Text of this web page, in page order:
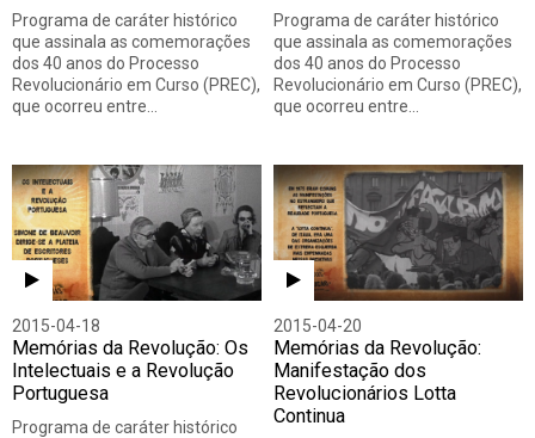
Programa de caráter histórico
que assinala as comemorações
dos 40 anos do Processo
Revolucionário em Curso (PREC),
que ocorreu entre…
Programa de caráter histórico
que assinala as comemorações
dos 40 anos do Processo
Revolucionário em Curso (PREC),
que ocorreu entre…
2015-04-18
Memórias da Revolução: Os
Intelectuais e a Revolução
Portuguesa
Programa de caráter histórico
2015-04-20
Memórias da Revolução:
Manifestação dos
Revolucionários Lotta
Continua